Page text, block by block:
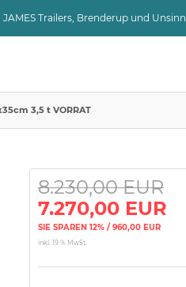
Trailers, Brenderup und Unsinn
3,5 t VORRAT
8.230,00 EUR
7.270,00 EUR
SIE SPAREN 12% / 960,00 EUR
inkl. 19 % MwSt.